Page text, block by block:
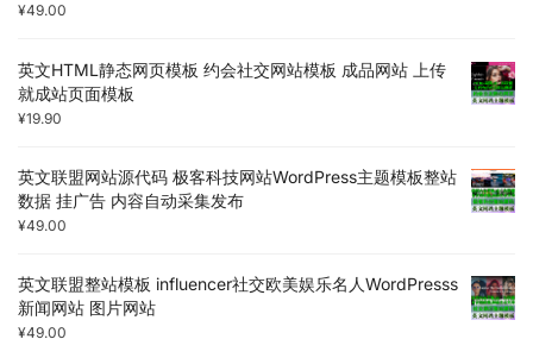
¥49.00
英文HTML静态网页模板 约会社交网站模板 成品网站 上传
就成站页面模板
¥19.90
英文联盟网站源代码 极客科技网站WordPress主题模板整站
数据 挂广告 内容自动采集发布
¥49.00
英文联盟整站模板 influencer社交欧美娱乐名人WordPresss
新闻网站 图片网站
¥49.00